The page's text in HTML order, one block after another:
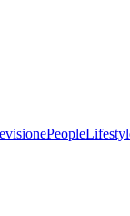
People